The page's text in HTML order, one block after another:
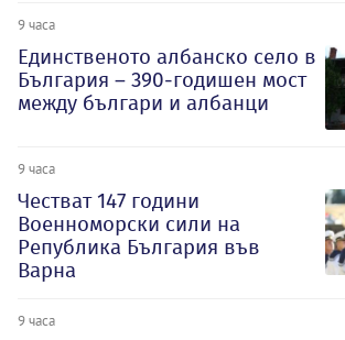
9 часа
Единственото албанско село в
България – 390-годишен мост
между българи и албанци
9 часа
Честват 147 години
Военноморски сили на
Република България във
Варна
9 часа